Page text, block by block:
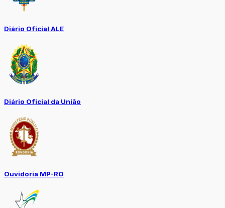
Diário Oficial ALE
Diário Oficial da União
Ouvidoria MP-RO